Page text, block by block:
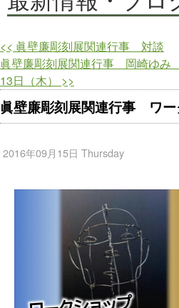
<< 眞壁廉彫刻展関連行事 対談
眞壁廉彫刻展関連行事 岡崎ゆ
13日（木） >>
眞壁廉彫刻展関連行事 ワー
2016年09月15日 Thursday